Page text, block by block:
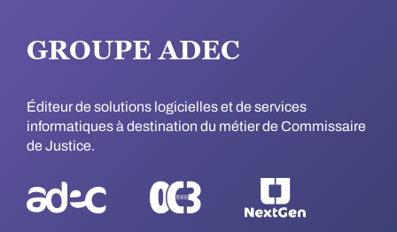
GROUPE ADEC
Éditeur de solutions logicielles et de services
informatiques à destination du métier de Commissaire
de Justice.